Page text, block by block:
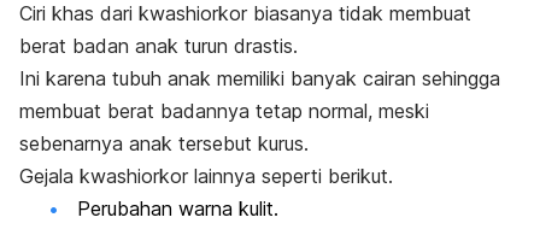
Ciri khas dari kwashiorkor biasanya tidak membuat
berat badan anak turun drastis.
Ini karena tubuh anak memiliki banyak cairan sehingga
membuat berat badannya tetap normal, meski
sebenarnya anak tersebut kurus.
Gejala kwashiorkor lainnya seperti berikut.
Perubahan warna kulit.